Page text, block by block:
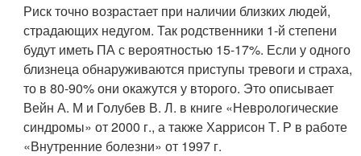
Риск точно возрастает при наличии близких людей,
страдающих недугом. Так родственники 1-й степени
будут иметь ПА с вероятностью 15-17%. Если у одного
близнеца обнаруживаются приступы тревоги и страха,
то в 80-90% они окажутся у второго. Это описывает
Вейн А. М и Голубев В. Л. в книге «Неврологические
синдромы» от 2000 г., а также Харрисон Т. Р в работе
«Внутренние болезни» от 1997 г.